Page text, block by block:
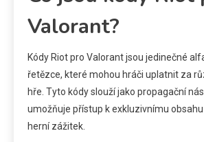
Valorant?
Kódy Riot pro Valorant jsou jedinečné
řetězce, které mohou hráči uplatnit za
hře. Tyto kódy slouží jako propagační
umožňuje přístup k exkluzivnímu
herní zážitek.